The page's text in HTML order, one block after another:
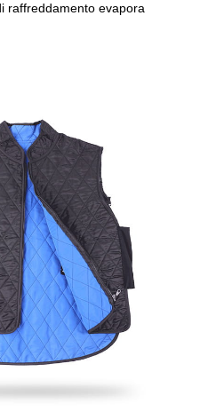
raffreddamento evapora